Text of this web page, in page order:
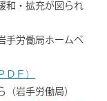
和・拡充が図られ
手労働局ホームペ
ＤＦ）
（岩手労働局）